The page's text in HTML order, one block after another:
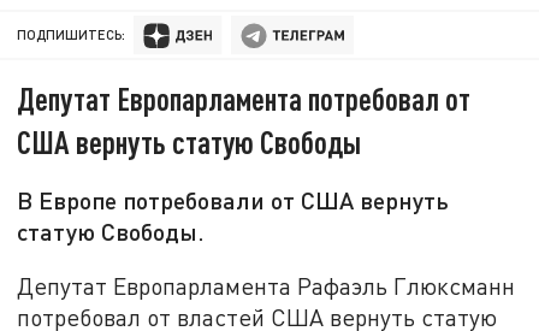
ПОДПИШИТЕСЬ:
Депутат Европарламента потребовал от
США вернуть статую Свободы
В Европе потребовали от США вернуть
статую Свободы.
Депутат Европарламента Рафаэль Глюксманн
потребовал от властей США вернуть статую